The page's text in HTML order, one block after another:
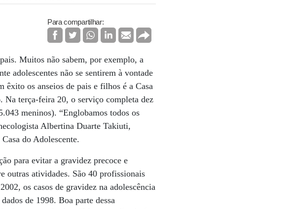
Para compartilhar:
Muitos não sabem, por exemplo, a
adolescentes não se sentirem à vontade
êxito os anseios de pais e filhos é a Casa
Na terça-feira 20, o serviço completa dez
meninos). “Englobamos todos os
Albertina Duarte Takiuti,
do Adolescente.
para evitar a gravidez precoce e
outras atividades. São 40 profissionais
os casos de gravidez na adolescência
de 1998. Boa parte dessa